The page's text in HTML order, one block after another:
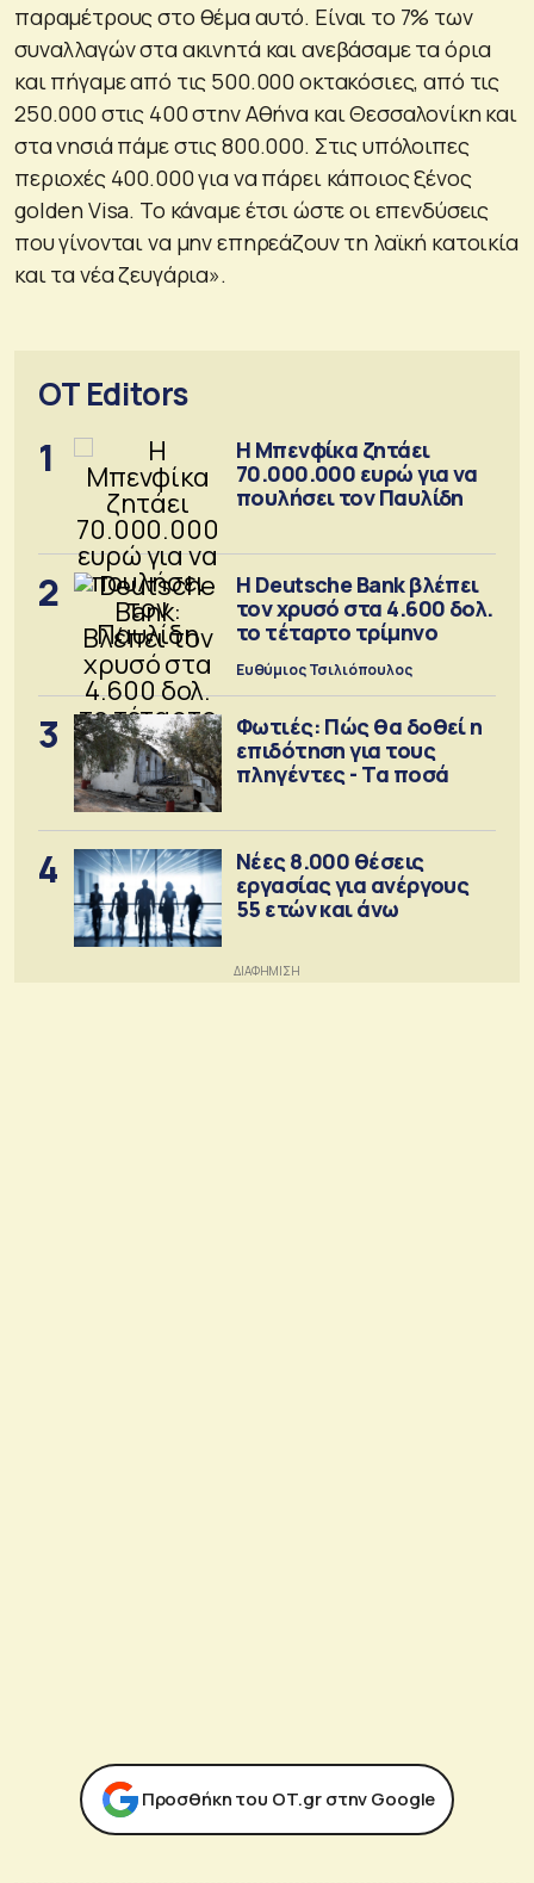
παραμέτρους στο θέμα αυτό. Είναι το 7% των
συναλλαγών στα ακινητά και ανεβάσαμε τα όρια
και πήγαμε από τις 500.000 οκτακόσιες, από τις
250.000 στις 400 στην Αθήνα και Θεσσαλονίκη και
στα νησιά πάμε στις 800.000. Στις υπόλοιπες
περιοχές 400.000 για να πάρει κάποιος ξένος
golden Visa. Το κάναμε έτσι ώστε οι επενδύσεις
που γίνονται να μην επηρεάζουν τη λαϊκή κατοικία
και τα νέα ζευγάρια».
OT Editors
1
Η Μπενφίκα ζητάει
70.000.000 ευρώ για να
πουλήσει τον Παυλίδη
2
Η Deutsche Bank βλέπει
τον χρυσό στα 4.600 δολ.
το τέταρτο τρίμηνο
Ευθύμιος Τσιλιόπουλος
3
Φωτιές: Πώς θα δοθεί η
επιδότηση για τους
πληγέντες - Τα ποσά
4
Νέες 8.000 θέσεις
εργασίας για ανέργους
55 ετών και άνω
Προσθήκη του ΟΤ.gr στην Google